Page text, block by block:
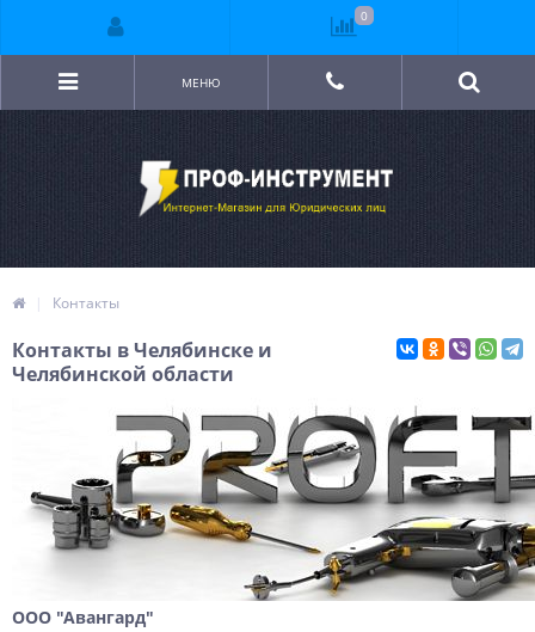
МЕНЮ
Контакты
Контакты в Челябинске и
Челябинской области
ООО "Авангард"
0